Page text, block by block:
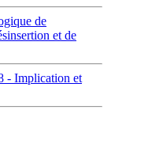
de
et de
- Implication et